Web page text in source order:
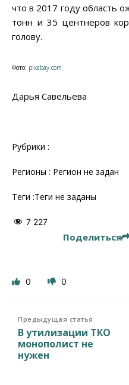
что в 2017 году область
тонн и 35 центнеров
голову.
Фото: pixabay.com
Дарья Савельева
Рубрики :
Регионы : Регион не задан
Теги :Теги не заданы
7 227
Поделиться
0 0
Предыдущая статья
В утилизации ТКО
монополист не
нужен